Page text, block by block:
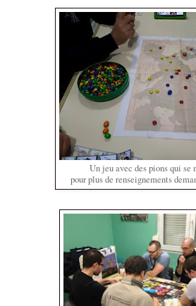
Un jeu avec des pions qui se
pour plus de renseignements